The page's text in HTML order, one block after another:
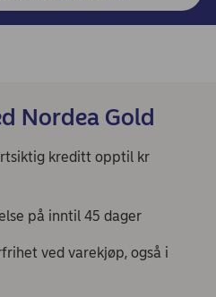
Nordea Gold
kreditt opptil kr
på inntil 45 dager
ved varekjøp, også i